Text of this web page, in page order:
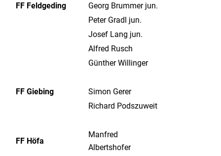
FF Feldgeding
Georg Brummer jun.
Peter Gradl jun.
Josef Lang jun.
Alfred Rusch
Günther Willinger
FF Giebing
Simon Gerer
Richard Podszuweit
FF Höfa
Manfred
Albertshofer